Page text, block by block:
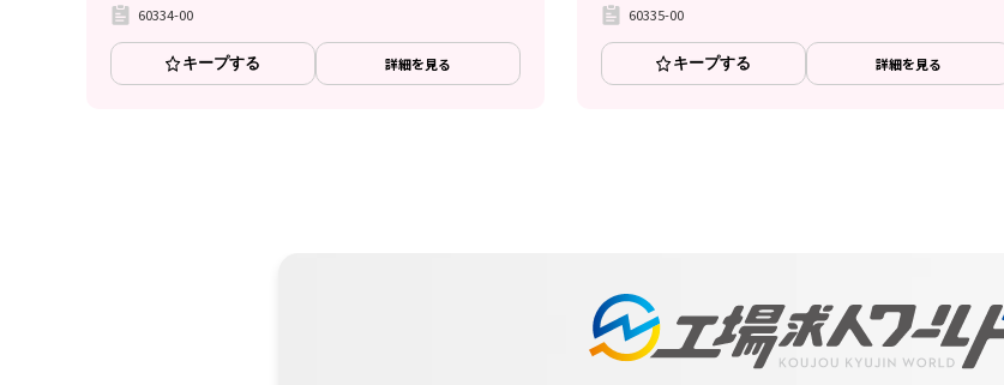
60334-00
キープする 詳細を見る
60335-00
キープする 詳細を見る